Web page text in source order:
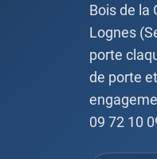
Bois de la
Lognes
porte
de porte
09 72 10